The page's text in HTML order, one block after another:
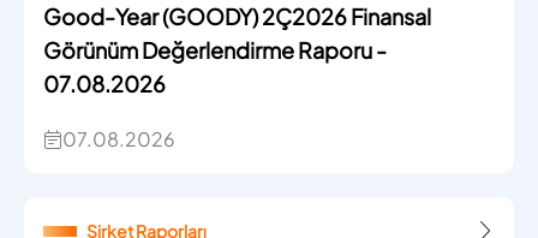
Good-Year (GOODY) 2Ç2026 Finansal
Görünüm Değerlendirme Raporu -
07.08.2026
07.08.2026
Şirket Raporları